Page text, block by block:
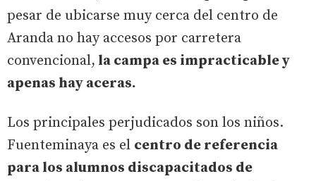
pesar de ubicarse muy cerca del centro de
Aranda no hay accesos por carretera
convencional, la campa es impracticable y
apenas hay aceras.
Los principales perjudicados son los niños.
Fuenteminaya es el centro de referencia
para los alumnos discapacitados de